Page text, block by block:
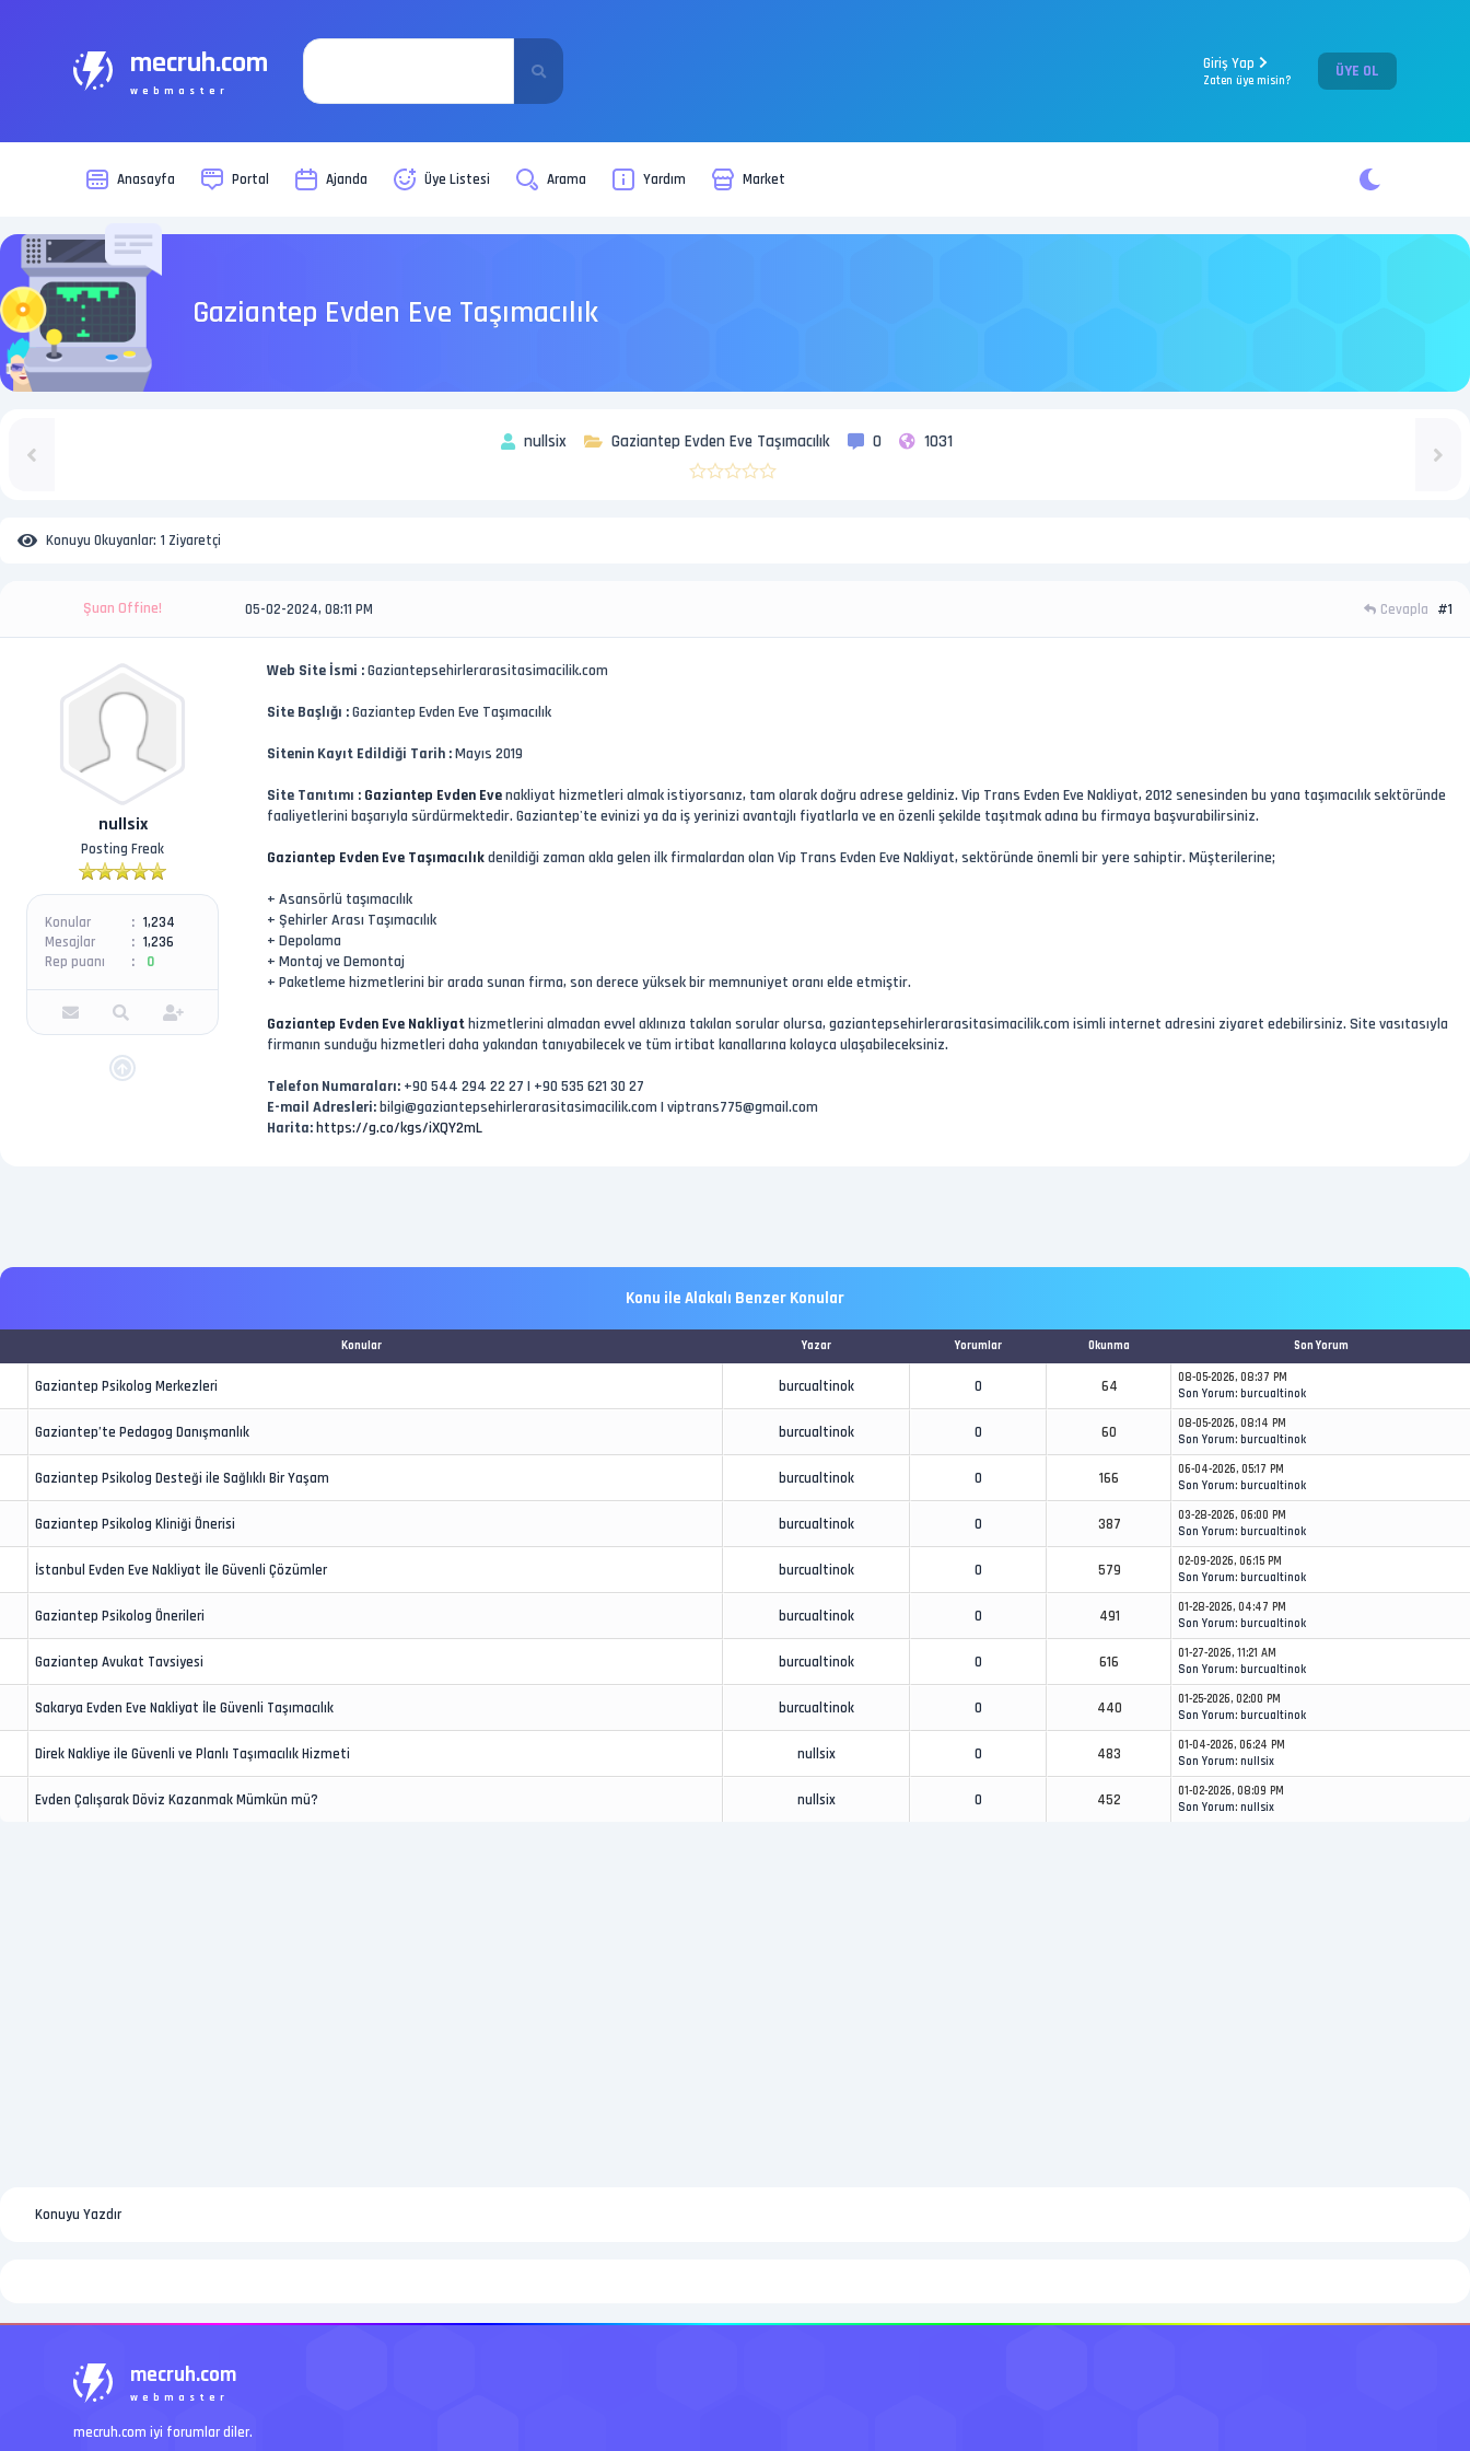
mecruh.com
webmaster
Giriş Yap
Zaten üye misin? ÜYE OL
Anasayfa Portal Ajanda Üye Listesi Arama Yardım Market
Gaziantep Evden Eve Taşımacılık
nullsix Gaziantep Evden Eve Taşımacılık 0 1031
Konuyu Okuyanlar: 1 Ziyaretçi
Şuan Offine! 05-02-2024, 08:11 PM Cevapla #1
nullsix
Posting Freak
Konular
1,234
Mesajlar
1,236
Rep puanı
0
Web Site İsmi :Gaziantepsehirlerarasitasimacilik.com
Site Başlığı :Gaziantep Evden Eve Taşımacılık
Sitenin Kayıt Edildiği Tarih :Mayıs 2019
Site Tanıtımı : Gaziantep Evden Evenakliyat hizmetleri almak istiyorsanız, tam olarak doğru adrese geldiniz. Vip Trans Evden Eve Nakliyat, 2012 senesinden bu yana taşımacılık sektöründe
faaliyetlerini başarıyla sürdürmektedir. Gaziantep'te evinizi ya da iş yerinizi avantajlı fiyatlarla ve en özenli şekilde taşıtmak adına bu firmaya başvurabilirsiniz.
Gaziantep Evden Eve Taşımacılıkdenildiği zaman akla gelen ilk firmalardan olan Vip Trans Evden Eve Nakliyat, sektöründe önemli bir yere sahiptir. Müşterilerine;
+ Asansörlü taşımacılık
+ Şehirler Arası Taşımacılık
+ Depolama
+ Montaj ve Demontaj
+ Paketleme hizmetlerini bir arada sunan firma, son derece yüksek bir memnuniyet oranı elde etmiştir.
Gaziantep Evden Eve Nakliyathizmetlerini almadan evvel aklınıza takılan sorular olursa, gaziantepsehirlerarasitasimacilik.com isimli internet adresini ziyaret edebilirsiniz. Site vasıtasıyla
firmanın sunduğu hizmetleri daha yakından tanıyabilecek ve tüm irtibat kanallarına kolayca ulaşabileceksiniz.
Telefon Numaraları: +90 544 294 22 27 | +90 535 621 30 27
E-mail Adresleri:bilgi@gaziantepsehirlerarasitasimacilik.com | viptrans775@gmail.com
Harita:https://g.co/kgs/iXQY2mL
Konu ile Alakalı Benzer Konular
Konular Yazar Yorumlar Okunma Son Yorum
Gaziantep Psikolog Merkezleri burcualtinok 0 64
08-05-2026, 08:37 PM
Son Yorum: burcualtinok
Gaziantep’te Pedagog Danışmanlık burcualtinok 0 60
08-05-2026, 08:14 PM
Son Yorum: burcualtinok
Gaziantep Psikolog Desteği ile Sağlıklı Bir Yaşam burcualtinok 0 166
06-04-2026, 05:17 PM
Son Yorum: burcualtinok
Gaziantep Psikolog Kliniği Önerisi burcualtinok 0 387
03-28-2026, 06:00 PM
Son Yorum: burcualtinok
İstanbul Evden Eve Nakliyat İle Güvenli Çözümler burcualtinok 0 579
02-09-2026, 06:15 PM
Son Yorum: burcualtinok
Gaziantep Psikolog Önerileri burcualtinok 0 491
01-28-2026, 04:47 PM
Son Yorum: burcualtinok
Gaziantep Avukat Tavsiyesi burcualtinok 0 616
01-27-2026, 11:21 AM
Son Yorum: burcualtinok
Sakarya Evden Eve Nakliyat İle Güvenli Taşımacılık burcualtinok 0 440
01-25-2026, 02:00 PM
Son Yorum: burcualtinok
Direk Nakliye ile Güvenli ve Planlı Taşımacılık Hizmeti nullsix 0 483
01-04-2026, 06:24 PM
Son Yorum: nullsix
Evden Çalışarak Döviz Kazanmak Mümkün mü? nullsix 0 452
01-02-2026, 08:09 PM
Son Yorum: nullsix
Konuyu Yazdır
mecruh.com
webmaster
mecruh.com iyi forumlar diler.